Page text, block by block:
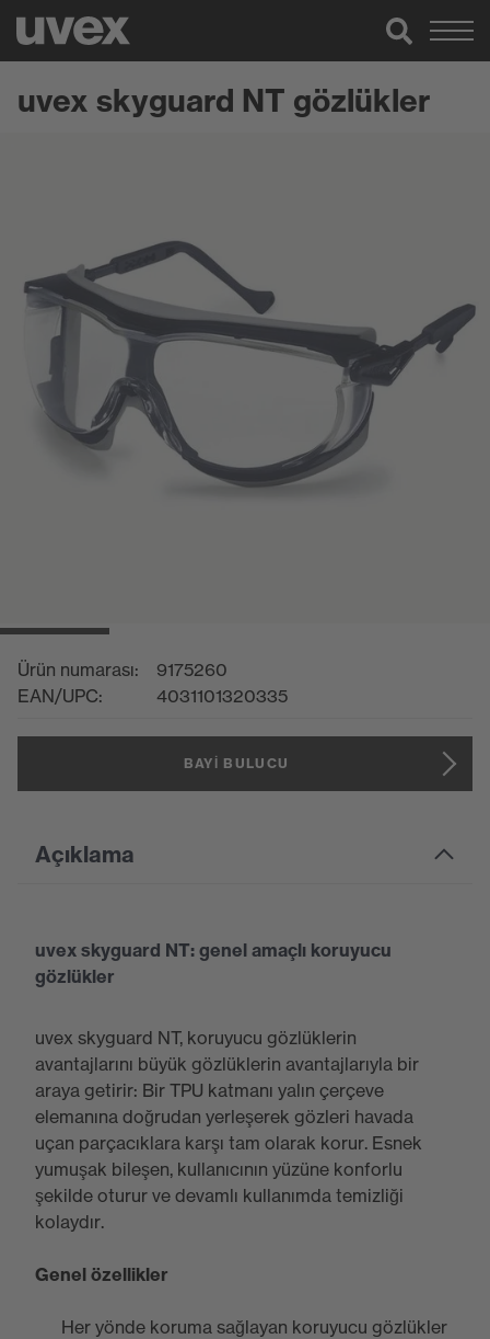
uvex skyguard NT gözlükler
Ürün numarası:
9175260
EAN/UPC:
4031101320335
BAYI BULUCU
Açıklama
uvex skyguard NT: genel amaçlı koruyucu
gözlükler
uvex skyguard NT, koruyucu gözlüklerin
avantajlarını büyük gözlüklerin avantajlarıyla bir
araya getirir: Bir TPU katmanı yalın çerçeve
elemanına doğrudan yerleşerek gözleri havada
uçan parçacıklara karşı tam olarak korur. Esnek
yumuşak bileşen, kullanıcının yüzüne konforlu
şekilde oturur ve devamlı kullanımda temizliği
kolaydır.
Genel özellikler
Her yönde koruma sağlayan koruyucu gözlükler